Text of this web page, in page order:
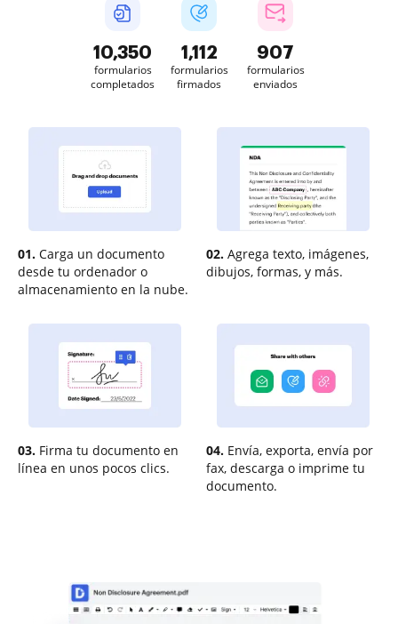
10,350
formularios
completados
1,112
formularios
firmados
908
formularios
enviados
01. Carga un documento
desde tu ordenador o
almacenamiento en la nube.
02. Agrega texto, imágenes,
dibujos, formas, y más.
03. Firma tu documento en
línea en unos pocos clics.
04. Envía, exporta, envía por
fax, descarga o imprime tu
documento.